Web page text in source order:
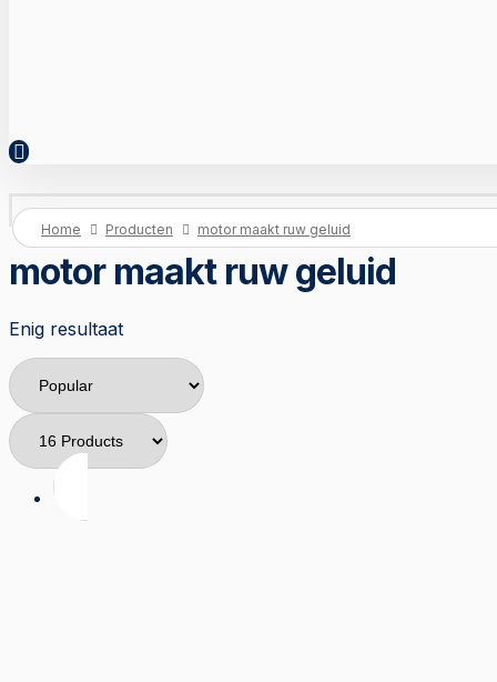
Home Producten motor maakt ruw geluid
motor maakt ruw geluid
Enig resultaat